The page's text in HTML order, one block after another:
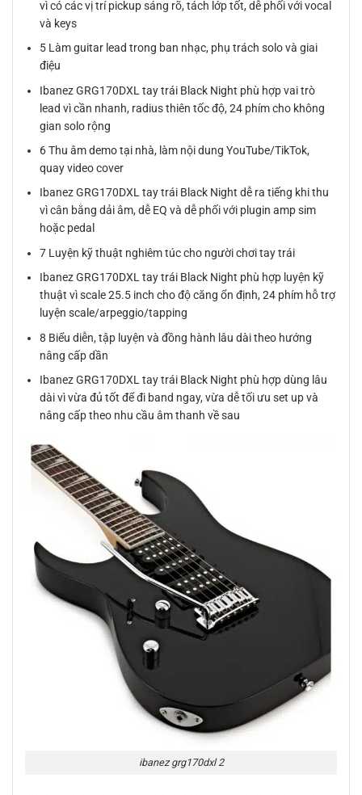
vì có các vị trí pickup sáng rõ, tách lớp tốt, dễ phối với vocal
và keys
5 Làm guitar lead trong ban nhạc, phụ trách solo và giai
điệu
Ibanez GRG170DXL tay trái Black Night phù hợp vai trò
lead vì cần nhanh, radius thiên tốc độ, 24 phím cho không
gian solo rộng
6 Thu âm demo tại nhà, làm nội dung YouTube/TikTok,
quay video cover
Ibanez GRG170DXL tay trái Black Night dễ ra tiếng khi thu
vì cân bằng dải âm, dễ EQ và dễ phối với plugin amp sim
hoặc pedal
7 Luyện kỹ thuật nghiêm túc cho người chơi tay trái
Ibanez GRG170DXL tay trái Black Night phù hợp luyện kỹ
thuật vì scale 25.5 inch cho độ căng ổn định, 24 phím hỗ trợ
luyện scale/arpeggio/tapping
8 Biểu diễn, tập luyện và đồng hành lâu dài theo hướng
nâng cấp dần
Ibanez GRG170DXL tay trái Black Night phù hợp dùng lâu
dài vì vừa đủ tốt để đi band ngay, vừa dễ tối ưu set up và
nâng cấp theo nhu cầu âm thanh về sau
ibanez grg170dxl 2